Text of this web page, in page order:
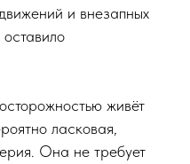
и внезапных
живёт
ласковая,
Она не требует